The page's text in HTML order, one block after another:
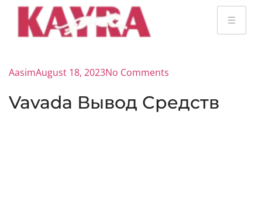
AasimAugust 18, 2023No Comments
Vavada Вывод Средств